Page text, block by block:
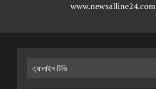
www.newsalline24.com
এ্যালাইন টিভি